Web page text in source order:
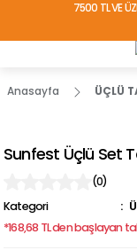
7500 TL VE
Anasayfa ÜÇLÜ
Sunfest Üçlü Set
(0)
Kategori
*168,68 TL den başlayan